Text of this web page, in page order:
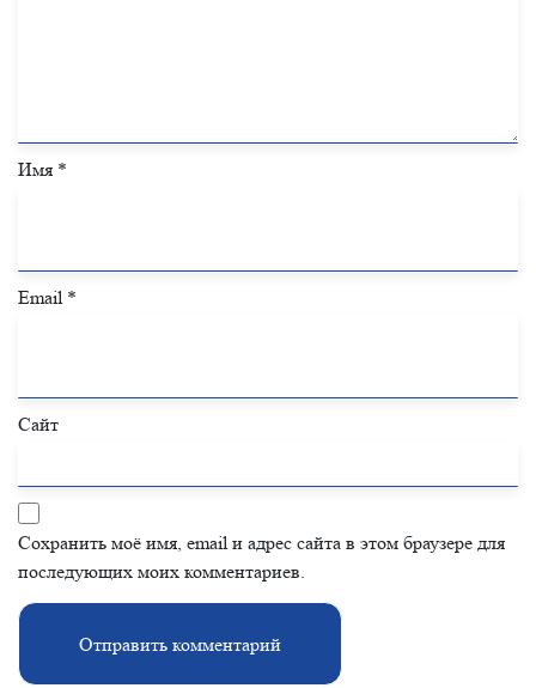
Имя *
Email *
Сайт
Сохранить моё имя, email и адрес сайта в этом браузере для
последующих моих комментариев.